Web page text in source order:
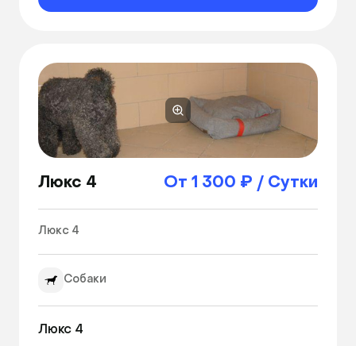
Люкс 4 От 1 300 ₽ / Сутки
Люкс 4
Собаки
Люкс 4